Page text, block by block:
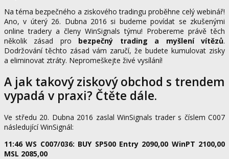
Na téma bezpečného a ziskového tradingu proběhne celý webinář!
Ano, v úterý 26. Dubna 2016 si budeme povídat se zkušenými
online tradery a členy WinSignals týmu! Probereme právě těch
několik zásad pro bezpečný trading a myšlení vítězů.
Dodržování těchto zásad vám zaručí, že budete kumulovat zisky
a eliminovat ztráty. Nepromeškejte živé vysílání!
A jak takový ziskový obchod s trendem
vypadá v praxi? Čtěte dále.
Ve středu 20. Dubna 2016 zaslal WinSignals trader s číslem C007
následující WinSignál:
11:46 WS C007/036: BUY SP500 Entry 2090,00 WinPT 2100,00
MSL 2085,00